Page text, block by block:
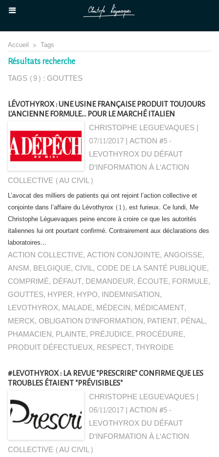
Accueil > Tags
Résultats recherche
TAGS (9) : GOUTTES
LÉVOTHYROX : UNE USINE FRANÇAISE PRODUIT TOUJOURS
L'ANCIENNE FORMULE... POUR LE MARCHÉ ITALIEN
CHRISTOPHE LEGUEVAQUES |
07/11/2017|ACTION #5 -
LEVOTHYROX DU DÉFAUT
D'INFORMATION À L'ACTION
COLLECTIVE (AU CIVIL)
L’avocat des milliers de patients qui ont rejoint l’action collective et
conjointe dans l’affaire du Lévothyrox (1), est furieux. Ce lundi, Me
Christophe Léguevaques peine encore à croire ce que les autorités
italiennes lui ont pourtant confirmé. Contrairement aux déclarations des
laboratoires...
ACTION COLLECTIVE,ACTION CONJOINTE,ANGOISSE,
ANSM, BELGIQUE, CIVIL, CODE DE LA SANTÉ PUBLIQUE,
COMPRIMÉ, DÉFAUT, DEMANDEUR, ÉCOUTE, FORMULE,
GOUTTES, HYPER, HYPO, INDEMNISATION,
LEVOTHYROX, MALADE, MÉDECIN, MÉDICAMENT,
MERCK,OBLIGATION D'INFORMATION, PATIENT, PÉNAL,
PHAMACIEN, PLAINTE, PRÉJUDICE, PROCÉDURE,
PRODUIT DÉFECTUEUX, RESPECT,THYROIDE
#LEVOTHYROX : LA REVUE "PRESCRIRE" CONFIRME QUE LES
TROUBLES ÉTAIENT "PRÉVISIBLES"
CHRISTOPHE LEGUEVAQUES |
06/11/2017|ACTION #5 -
LEVOTHYROX DU DÉFAUT
D'INFORMATION À L'ACTION
COLLECTIVE (AU CIVIL)